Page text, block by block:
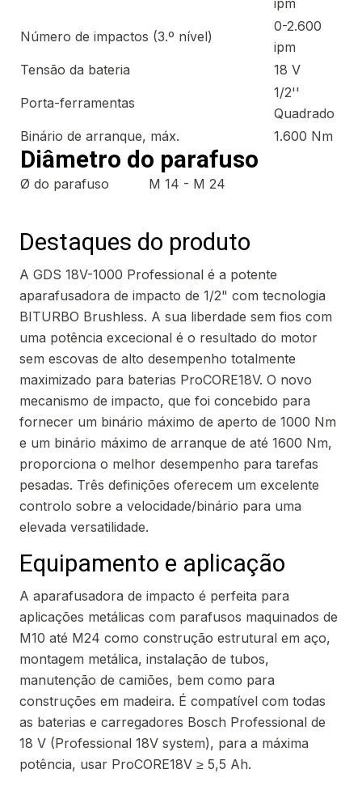
ipm
Número de impactos (3.º nível)
0-2.600
ipm
Tensão da bateria
18 V
Porta-ferramentas
1/2''
Quadrado
Binário de arranque, máx.
1.600 Nm
Diâmetro do parafuso
Ø do parafuso M 14 - M 24
Destaques do produto
A GDS 18V-1000 Professional é a potente
aparafusadora de impacto de 1/2" com tecnologia
BITURBO Brushless. A sua liberdade sem fios com
uma potência excecional é o resultado do motor
sem escovas de alto desempenho totalmente
maximizado para baterias ProCORE18V. O novo
mecanismo de impacto, que foi concebido para
fornecer um binário máximo de aperto de 1000 Nm
e um binário máximo de arranque de até 1600 Nm,
proporciona o melhor desempenho para tarefas
pesadas. Três definições oferecem um excelente
controlo sobre a velocidade/binário para uma
elevada versatilidade.
Equipamento e aplicação
A aparafusadora de impacto é perfeita para
aplicações metálicas com parafusos maquinados de
M10 até M24 como construção estrutural em aço,
montagem metálica, instalação de tubos,
manutenção de camiões, bem como para
construções em madeira. É compatível com todas
as baterias e carregadores Bosch Professional de
18 V (Professional 18V system), para a máxima
potência, usar ProCORE18V ≥ 5,5 Ah.